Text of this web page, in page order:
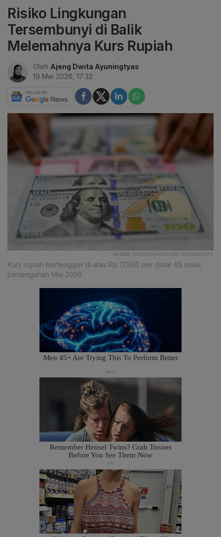
Risiko Lingkungan
Tersembunyi di Balik
Melemahnya Kurs Rupiah
Oleh Ajeng Dwita Ayuningtyas
19 Mei 2026, 17:32
ANTARA FOTO/INDRIANTO EKO SUWARSO/KYE
Kurs rupiah bertengger di atas Rp 17.500 per dolar AS mulai
pertengahan Mei 2026.